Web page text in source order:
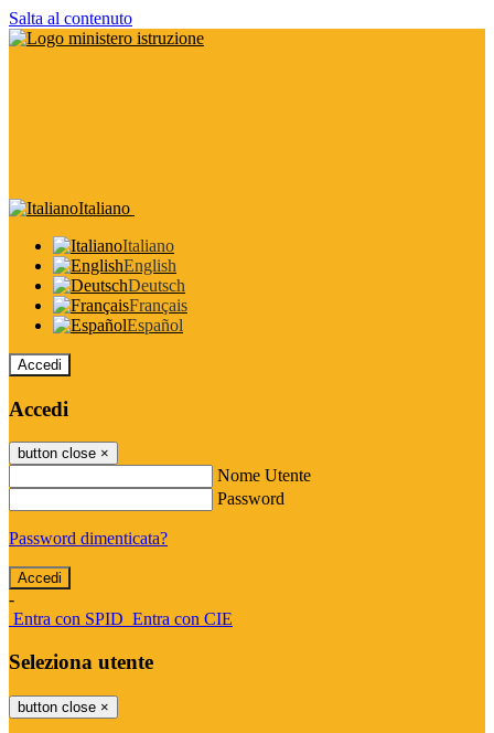
Salta al contenuto
Italiano
Italiano
English
Deutsch
Français
Español
Accedi
Accedi
button close ×
Nome Utente
Password
Password dimenticata?
-
Entra con SPID Entra con CIE
Seleziona utente
button close ×